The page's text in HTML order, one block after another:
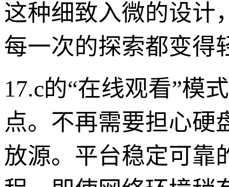
这种细致入微的设计
每一次的探索都变得
17.c的“在线观看”模
点。不再需要担心硬
放源。平台稳定可靠